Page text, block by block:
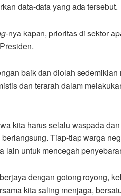
data-data yang ada tersebut.
-nya kapan, prioritas di sektor
baik dan diolah sedemikian
dan terarah dalam
kita harus selalu waspada
Tiap-tiap warga
lain untuk mencegah
dengan gotong royong,
kita saling menjaga,